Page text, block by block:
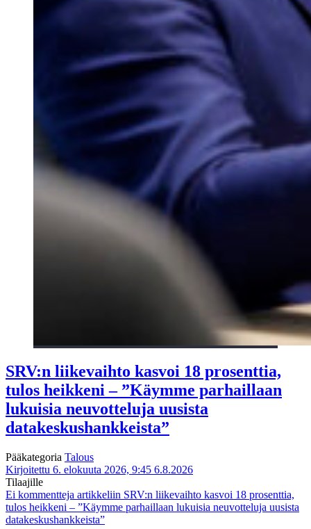
SRV:n liikevaihto kasvoi 18 prosenttia,
tulos heikkeni – ”Käymme parhaillaan
lukuisia neuvotteluja uusista
datakeskushankkeista”
Pääkategoria Talous
Kirjoitettu 6. elokuuta 2026, 9:45 6.8.2026
Tilaajille
Ei kommentteja artikkeliin SRV:n liikevaihto kasvoi 18 prosenttia,
tulos heikkeni – ”Käymme parhaillaan lukuisia neuvotteluja uusista
datakeskushankkeista”